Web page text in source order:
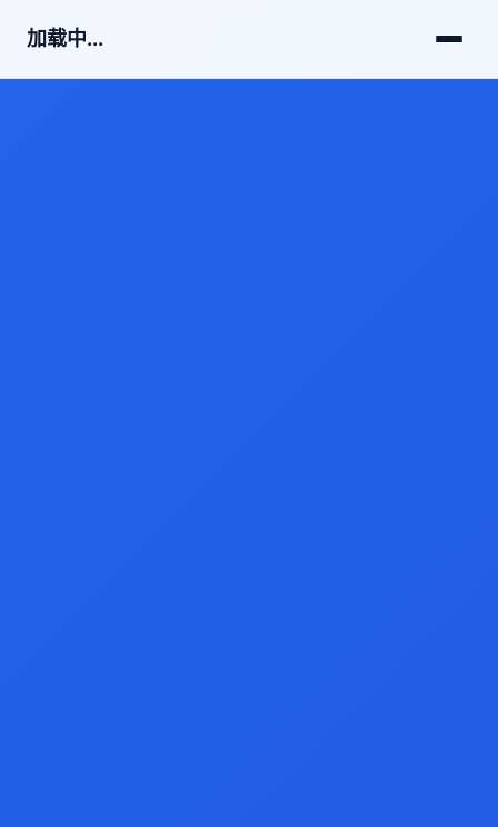
加载中...